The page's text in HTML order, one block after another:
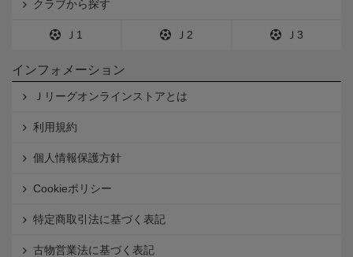
クラブから探す
Ｊ1 Ｊ2 Ｊ3
インフォメーション
Ｊリーグオンラインストアとは
利用規約
個人情報保護方針
Cookieポリシー
特定商取引法に基づく表記
古物営業法に基づく表記